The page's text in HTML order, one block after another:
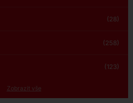
(28)
(258)
(123)
Zobrazit vše